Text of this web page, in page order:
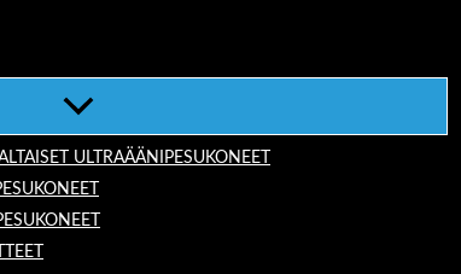
ULTRAÄÄNIPESUKONEET